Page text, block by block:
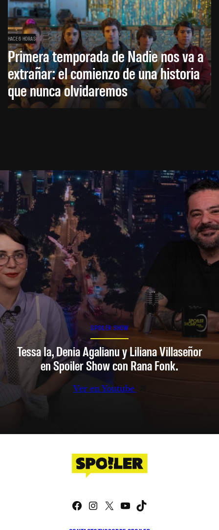
HACE 6 HORAS
Primera temporada de Nadie nos va a
extrañar: el comienzo de una historia
que nunca olvidaremos
SPOILER SHOW
Tessa Ia, Denia Agalianu y Liliana Villaseñor
en Spoiler Show con Rana Fonk.
Ver en Youtube
Facebook
Instagram
X YouTube